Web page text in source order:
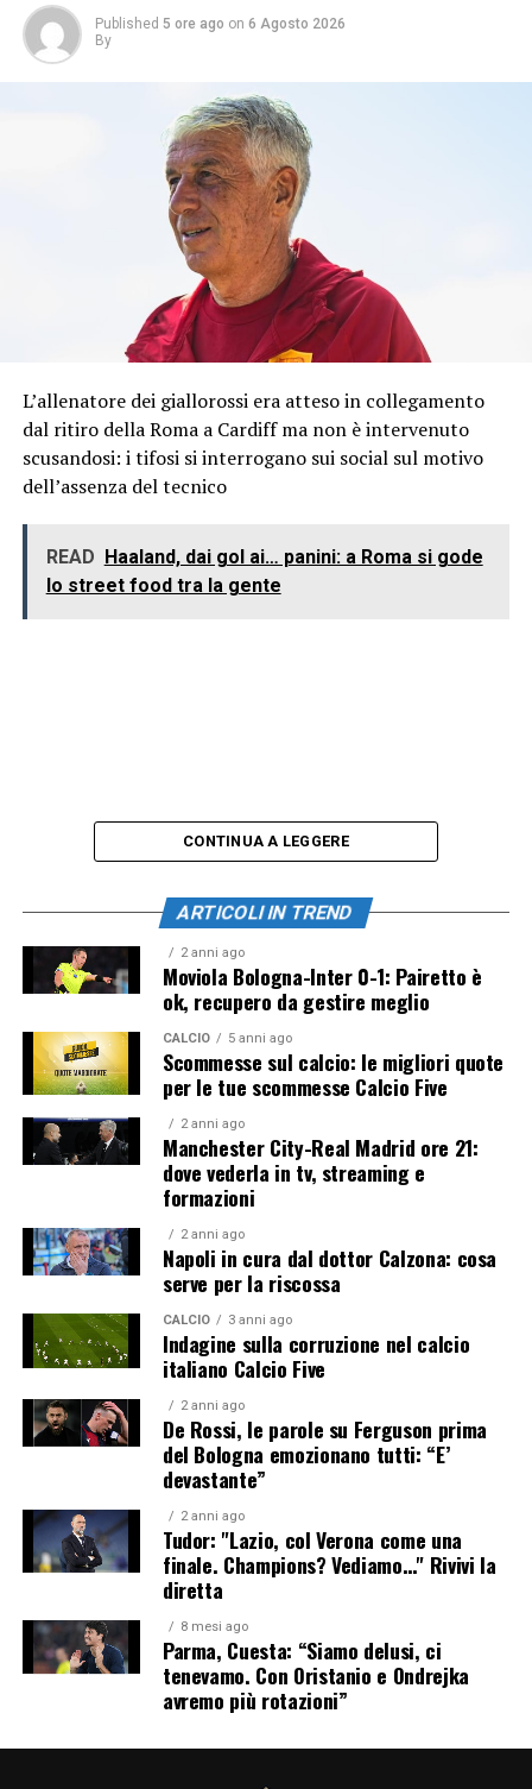
Published 5 ore ago on 6 Agosto 2026
By
L’allenatore dei giallorossi era atteso in collegamento
dal ritiro della Roma a Cardiff ma non è intervenuto
scusandosi: i tifosi si interrogano sui social sul motivo
dell’assenza del tecnico
READ Haaland, dai gol ai… panini: a Roma si gode
lo street food tra la gente
CONTINUA A LEGGERE
ARTICOLI IN TREND
2 anni ago
Moviola Bologna-Inter 0-1: Pairetto è
ok, recupero da gestire meglio
CALCIO 5 anni ago
Scommesse sul calcio: le migliori quote
per le tue scommesse Calcio Five
2 anni ago
Manchester City-Real Madrid ore 21:
dove vederla in tv, streaming e
formazioni
2 anni ago
Napoli in cura dal dottor Calzona: cosa
serve per la riscossa
CALCIO 3 anni ago
Indagine sulla corruzione nel calcio
italiano Calcio Five
2 anni ago
De Rossi, le parole su Ferguson prima
del Bologna emozionano tutti: “E’
devastante”
2 anni ago
Tudor: "Lazio, col Verona come una
finale. Champions? Vediamo…" Rivivi la
diretta
8 mesi ago
Parma, Cuesta: “Siamo delusi, ci
tenevamo. Con Oristanio e Ondrejka
avremo più rotazioni”